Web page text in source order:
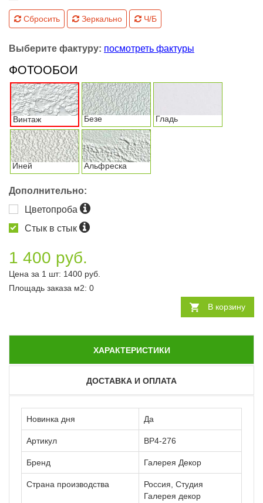
Сбросить Зеркально Ч/Б
Выберите фактуру: посмотреть фактуры
ФОТООБОИ
Винтаж Безе Гладь
Иней Альфреска
Дополнительно:
Цветопроба
Стык в стык
1 400 руб.
Цена за 1 шт: 1400 руб.
Площадь заказа м2: 0
В корзину
ХАРАКТЕРИСТИКИ
ДОСТАВКА И ОПЛАТА
Новинка дня Да
Артикул ВР4-276
Бренд Галерея Декор
Страна производства
Россия, Студия
Галерея декор